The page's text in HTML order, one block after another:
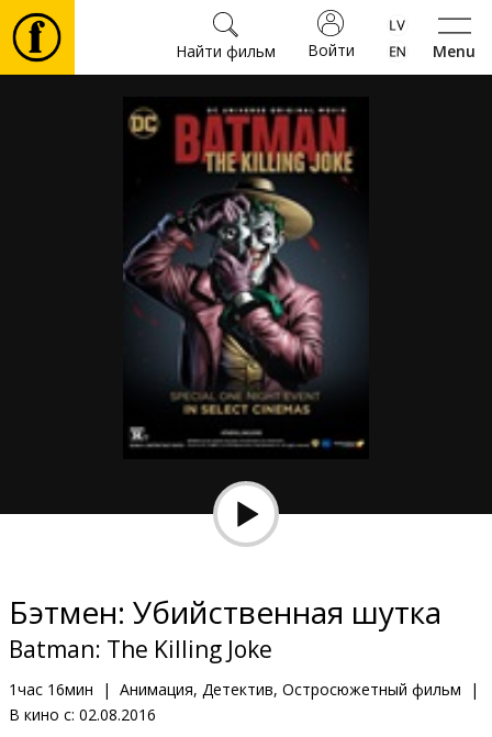
Menu
Войти
Найти фильм
Фильмы
Культура
Мероприятия
Подарки
Клуб
Бэтмен: Убийственная шутка
Batman: The Killing Joke
1час 16мин | Анимация, Детектив, Остросюжетный фильм
|
В кино с: 02.08.2016